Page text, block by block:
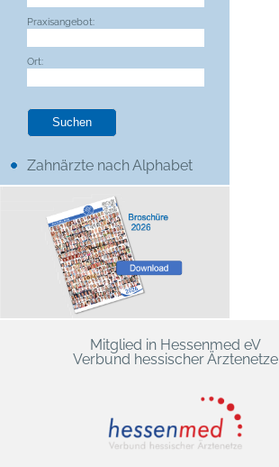
Praxisangebot:
Ort:
Zahnärzte nach Alphabet
Mitglied in Hessenmed eV
Verbund hessischer Ärztenetze